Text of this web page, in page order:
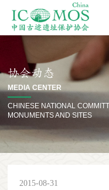
协会动态
MEDIA CENTER
CHINESE NATIONAL
MONUMENTS AND SITES
2015-08-31